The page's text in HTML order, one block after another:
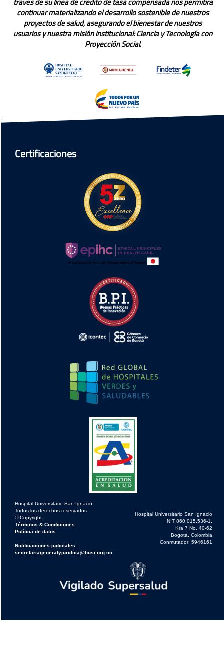
continuar materializando el desarrollo sostenible de nuestros
proyectos de salud, asegurando el bienestar de nuestros
usuarios y nuestra misión institucional: Ciencia y Tecnología con
Proyección Social.
Certificaciones
Hospital Universitario San Ignacio
Todos los derechos reservados
© Copyright
Términos & Condiciones
Política de datos
Notificaciones judiciales:
secretariageneralyjuridica@husi.org.co
Hospital Universitario San Ignacio
NIT 860.015.536-1.
Kra 7 No. 40-62
Bogotá, Colombia
Conmutador: 5946161